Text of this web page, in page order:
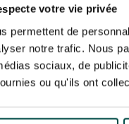
votre vie privée
permettent de
notre trafic. Nous
sociaux, de
ou qu'ils ont